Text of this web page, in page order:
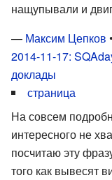
нащупывали и
— Максим Цепков •
2014-11-17:
доклады
страница
На совсем
интересного не
посчитаю эту
того как вывесят